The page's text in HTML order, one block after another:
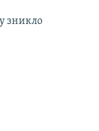
зникло